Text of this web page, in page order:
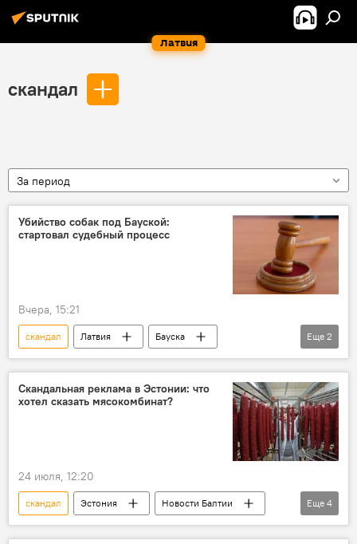
Латвия
скандал
За период
Убийство собак под Бауской:
стартовал судебный процесс
Вчера, 15:21
скандал Латвия
Бауска
полиция
преступление убийство
Еще 2
Скандальная реклама в Эстонии: что
хотел сказать мясокомбинат?
24 июля, 12:20
скандал Эстония
Новости Балтии
реклама
общество
русскоязычные
Еще 4